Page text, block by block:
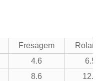
Fresagem
4.6
6.5
8.6 12.5